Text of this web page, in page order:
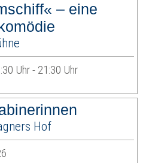
– eine
Uhr - 21:30 Uhr
Hof